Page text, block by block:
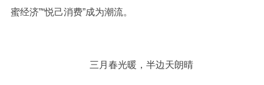
蜜经济”“悦己消费”成为潮流。
三月春光暖，半边天朗晴